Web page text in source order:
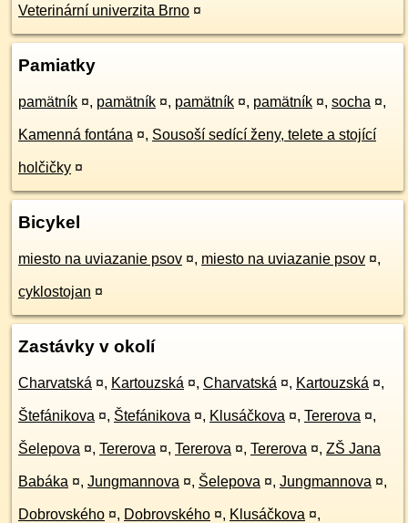
Veterinární univerzita Brno ¤
Pamiatky
pamätník ¤, pamätník ¤, pamätník ¤, pamätník ¤, socha ¤,
Kamenná fontána ¤, Sousoší sedící ženy, telete a stojící
holčičky ¤
Bicykel
miesto na uviazanie psov ¤, miesto na uviazanie psov ¤,
cyklostojan ¤
Zastávky v okolí
Charvatská ¤, Kartouzská ¤, Charvatská ¤, Kartouzská ¤,
Štefánikova ¤, Štefánikova ¤, Klusáčkova ¤, Tererova ¤,
Šelepova ¤, Tererova ¤, Tererova ¤, Tererova ¤, ZŠ Jana
Babáka ¤, Jungmannova ¤, Šelepova ¤, Jungmannova ¤,
Dobrovského ¤, Dobrovského ¤, Klusáčkova ¤,